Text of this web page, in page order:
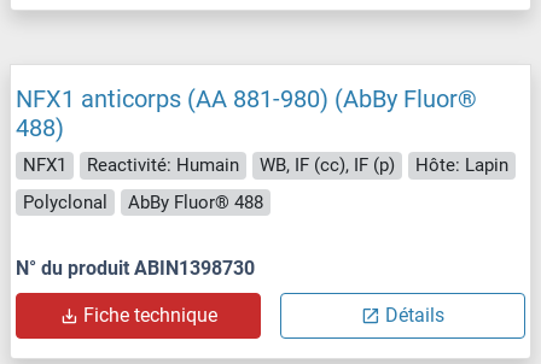
NFX1 anticorps (AA 881-980) (AbBy Fluor®
488)
NFX1 Reactivité: Humain WB, IF (cc), IF (p)
Hôte: Lapin
Polyclonal
AbBy Fluor® 488
N° du produit ABIN1398730
Fiche technique Détails